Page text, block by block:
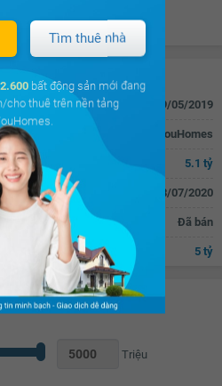
Xem thêm
29/05/2019
Đăng tin bán trên YouHomes
5.1 tỷ
08/07/2020
Đã bán
5 tỷ
VNĐ)
Triệu
Tìm thuê nhà
bất động sản mới đang
cho thuê trên nền tảng